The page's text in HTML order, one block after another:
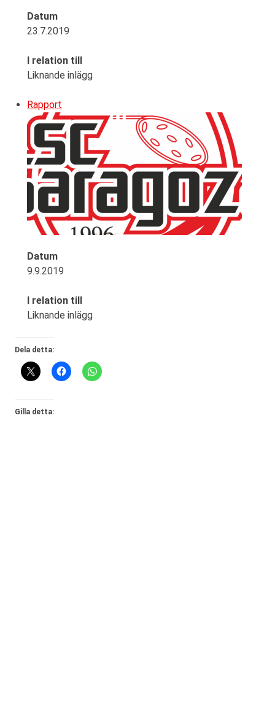
Datum
23.7.2019
I relation till
Liknande inlägg
Rapport
Datum
9.9.2019
I relation till
Liknande inlägg
Dela detta:
Gilla detta: